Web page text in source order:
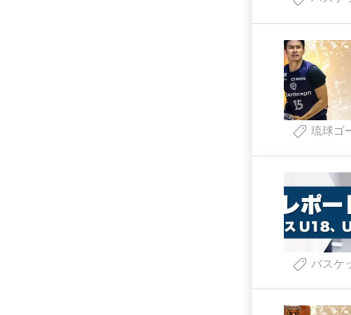
琉球ゴ
バスケ